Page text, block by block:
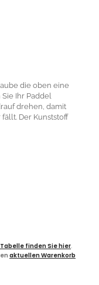
die oben eine
Ihr Paddel
drehen, damit
Der Kunststoff
finden Sie hier.
aktuellen Warenkorb